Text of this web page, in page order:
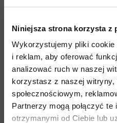
Niniejsza strona korzysta z
Wykorzystujemy pliki
i reklam, aby oferować
analizować ruch w naszej
korzystasz z naszej witryny,
społecznościowym,
Partnerzy mogą połączyć
otrzymanymi od Ciebie lub
Specyfikacja
Do tego produktu